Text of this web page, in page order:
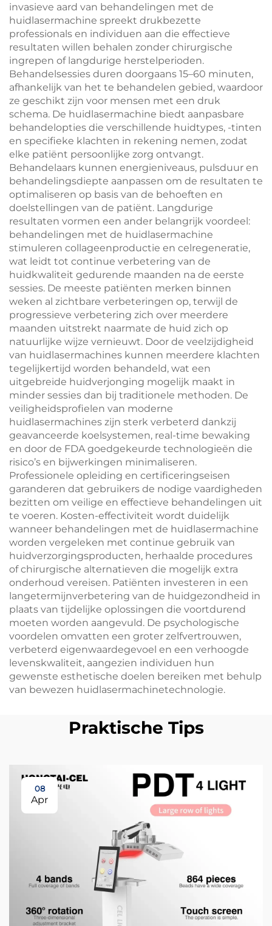
invasieve aard van behandelingen met de
huidlasermachine spreekt drukbezette
professionals en individuen aan die effectieve
resultaten willen behalen zonder chirurgische
ingrepen of langdurige herstelperioden.
Behandelsessies duren doorgaans 15–60 minuten,
afhankelijk van het te behandelen gebied, waardoor
ze geschikt zijn voor mensen met een druk
schema. De huidlasermachine biedt aanpasbare
behandelopties die verschillende huidtypes, -tinten
en specifieke klachten in rekening nemen, zodat
elke patiënt persoonlijke zorg ontvangt.
Behandelaars kunnen energieniveaus, pulsduur en
behandelingsdiepte aanpassen om de resultaten te
optimaliseren op basis van de behoeften en
doelstellingen van de patiënt. Langdurige
resultaten vormen een ander belangrijk voordeel:
behandelingen met de huidlasermachine
stimuleren collageenproductie en celregeneratie,
wat leidt tot continue verbetering van de
huidkwaliteit gedurende maanden na de eerste
sessies. De meeste patiënten merken binnen
weken al zichtbare verbeteringen op, terwijl de
progressieve verbetering zich over meerdere
maanden uitstrekt naarmate de huid zich op
natuurlijke wijze vernieuwt. Door de veelzijdigheid
van huidlasermachines kunnen meerdere klachten
tegelijkertijd worden behandeld, wat een
uitgebreide huidverjonging mogelijk maakt in
minder sessies dan bij traditionele methoden. De
veiligheidsprofielen van moderne
huidlasermachines zijn sterk verbeterd dankzij
geavanceerde koelsystemen, real-time bewaking
en door de FDA goedgekeurde technologieën die
risico’s en bijwerkingen minimaliseren.
Professionele opleiding en certificeringseisen
garanderen dat gebruikers de nodige vaardigheden
bezitten om veilige en effectieve behandelingen uit
te voeren. Kosten-effectiviteit wordt duidelijk
wanneer behandelingen met de huidlasermachine
worden vergeleken met continue gebruik van
huidverzorgingsproducten, herhaalde procedures
of chirurgische alternatieven die mogelijk extra
onderhoud vereisen. Patiënten investeren in een
langetermijnverbetering van de huidgezondheid in
plaats van tijdelijke oplossingen die voortdurend
moeten worden aangevuld. De psychologische
voordelen omvatten een groter zelfvertrouwen,
verbeterd eigenwaardegevoel en een verhoogde
levenskwaliteit, aangezien individuen hun
gewenste esthetische doelen bereiken met behulp
van bewezen huidlasermachinetechnologie.
Praktische Tips
08
Apr